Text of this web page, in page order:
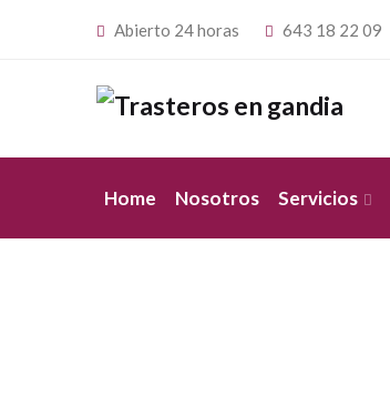
Abierto 24 horas 643 18 22 09
Home Nosotros Servicios